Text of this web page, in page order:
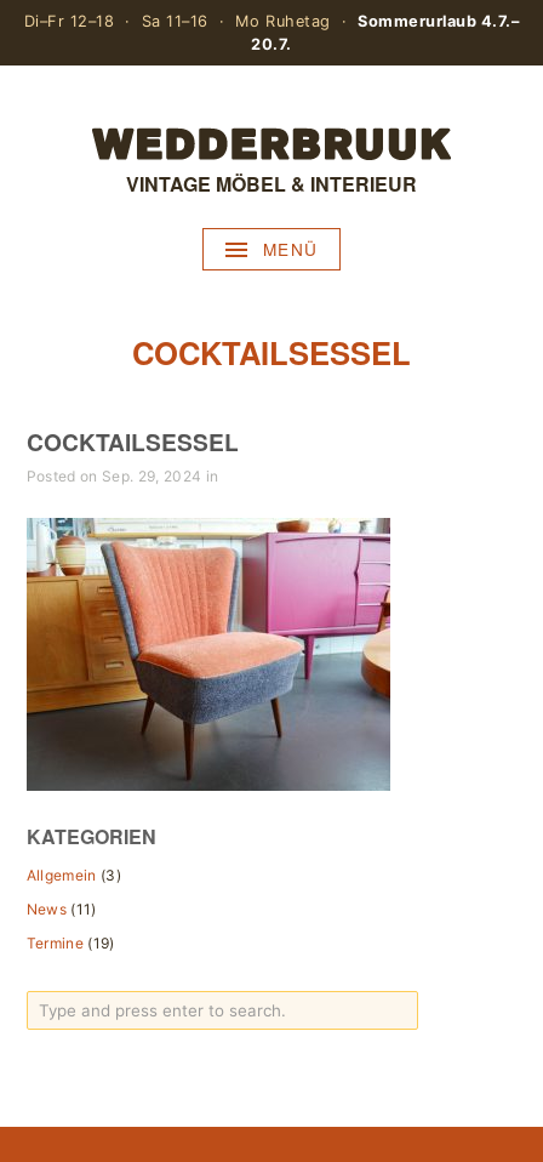
Di–Fr 12–18 · Sa 11–16 · Mo Ruhetag ·Sommerurlaub 4.7.–
20.7.
VINTAGE MÖBEL & INTERIEUR
MENÜ
COCKTAILSESSEL
COCKTAILSESSEL
Posted on Sep. 29, 2024 in
KATEGORIEN
Allgemein (3)
News (11)
Termine (19)